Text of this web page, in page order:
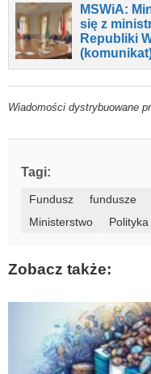
MSWiA:
się z
Republiki
Wiadomości dystrybuowane
Tagi:
Fundusz fundusze
Ministerstwo
Polityka
Zobacz także: